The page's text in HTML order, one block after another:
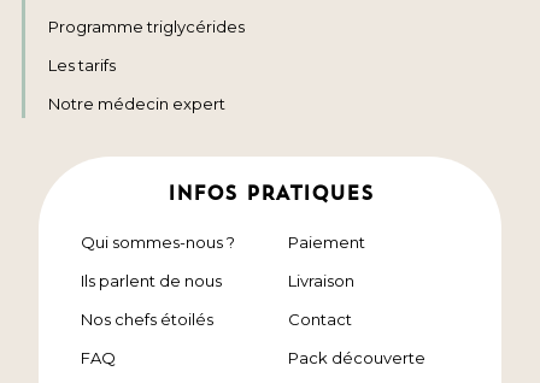
Programme triglycérides
Les tarifs
Notre médecin expert
INFOS PRATIQUES
Qui sommes-nous ?
Ils parlent de nous
Nos chefs étoilés
FAQ
Paiement
Livraison
Contact
Pack découverte